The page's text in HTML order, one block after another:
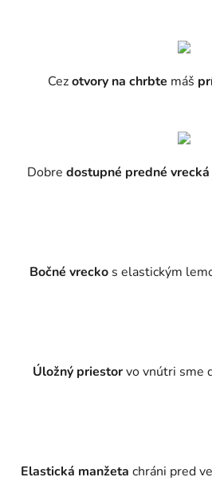
Cezotvory na chrbte máš
Dobre dostupné predné vrecká
Bočné vrecko s elastickým
Úložný priestorvo vnútri sme
Elastická manžeta chráni pred